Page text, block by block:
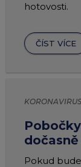
hotovosti.
ČÍST VÍCE
Pokud